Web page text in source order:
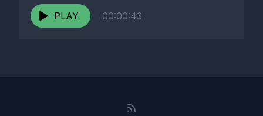
PLAY 00:00:43